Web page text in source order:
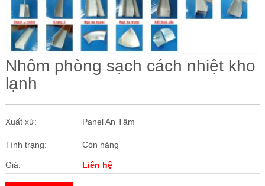
Phụ Kiện Cửa Lùa
Các Loại Cửa
Ốc Vít
Cuộn Inox
Vật Liệu Cách Âm
Vật Liệu Bọc Lót Hàng Hóa
Tấm lấy Sáng polycarbonate
Nhôm phòng sạch cách nhiệt kho
lạnh
Xuất xứ: Panel An Tâm
Tình trạng: Còn hàng
Giá: Liên hệ